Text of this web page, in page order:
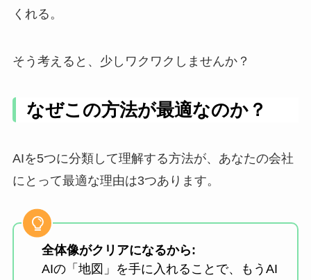
くれる。
そう考えると、少しワクワクしませんか？
なぜこの方法が最適なのか？
AIを5つに分類して理解する方法が、あなたの会社
にとって最適な理由は3つあります。
全体像がクリアになるから:
AIの「地図」を手に入れることで、もうAI